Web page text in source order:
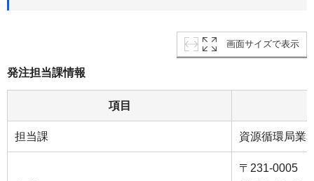
画面サイズで表示
発注担当課情報
項目
担当課 資源循環局業
〒231-0005